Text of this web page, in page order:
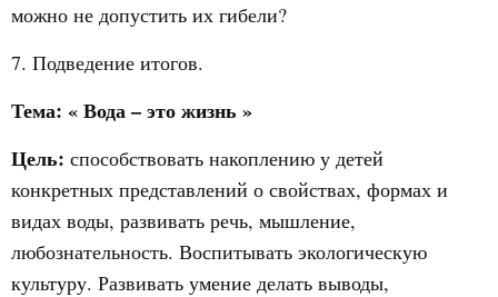
можно не допустить их гибели?
7. Подведение итогов.
Тема: « Вода – это жизнь »
Цель: способствовать накоплению у детей
конкретных представлений о свойствах, формах и
видах воды, развивать речь, мышление,
любознательность. Воспитывать экологическую
культуру. Развивать умение делать выводы,